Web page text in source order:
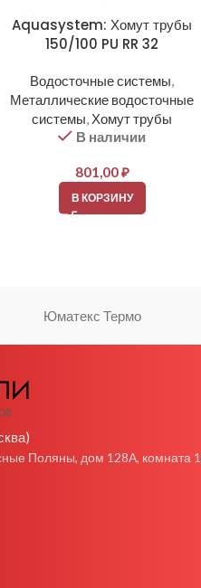
Aquasystem: Хомут трубы
150/100 PU RR 32
Водосточные системы,
Металлические водосточные
системы, Хомут трубы
В наличии
801,00₽
В КОРЗИНУ
Юматекс Термо
Поляны, дом 128А, комната 1